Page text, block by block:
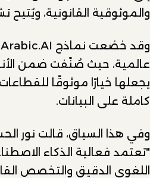
والموثوقية القانونية، ويُتيح
عالمية، حيث صُنّفت ضمن
يجعلها خيارًا موثوقًا
كاملة على البيانات.
"تعتمد فعالية الذكاء
اللغوي الدقيق والتخصص